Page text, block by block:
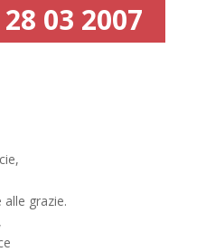
03 2007
grazie.